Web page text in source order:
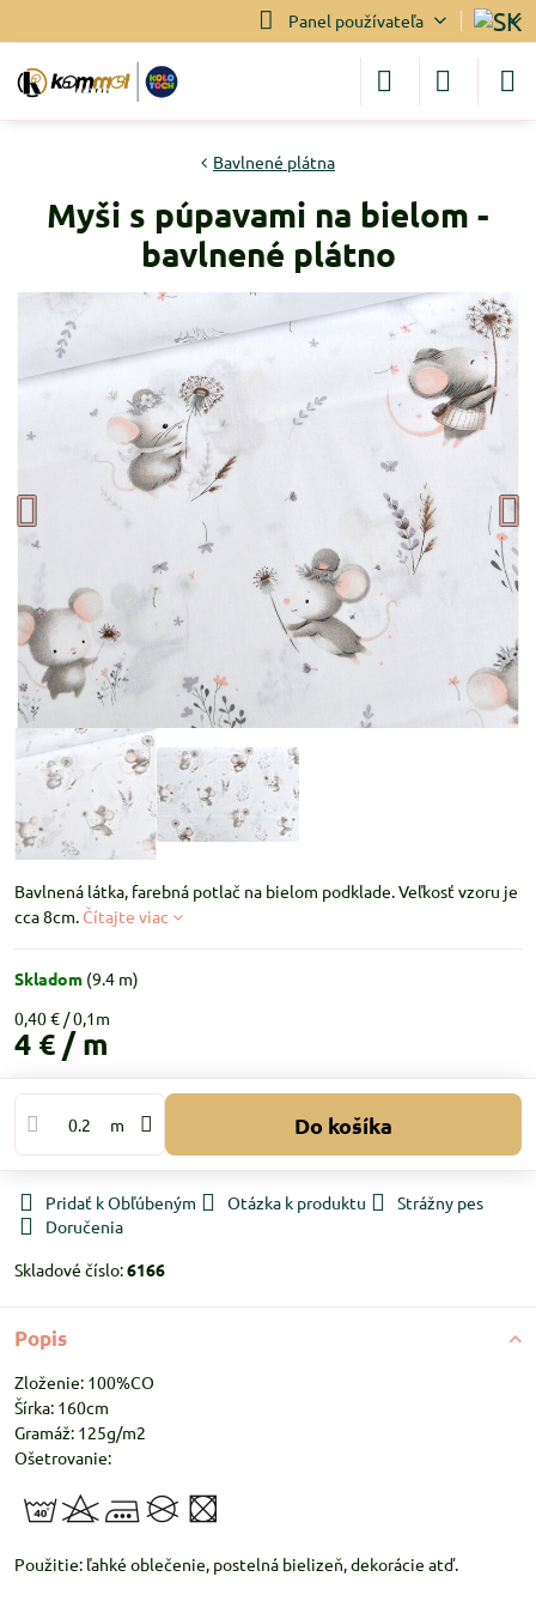
Panel používateľa
Bavlnené plátna
Myši s púpavami na bielom -
bavlnené plátno
Bavlnená látka, farebná potlač na bielom podklade. Veľkosť vzoru je
cca 8cm. Čítajte viac
Skladom (9.4 m)
0,40 €
4 € / m
m Do košíka
Pridať k Obľúbeným Otázka k produktu
Strážny pes
Doručenia
Skladové číslo:6166
Popis
Zloženie: 100%CO
Šírka: 160cm
Gramáž: 125g/m2
Ošetrovanie:
Použitie: ľahké oblečenie, postelná bielizeň, dekorácie atď.